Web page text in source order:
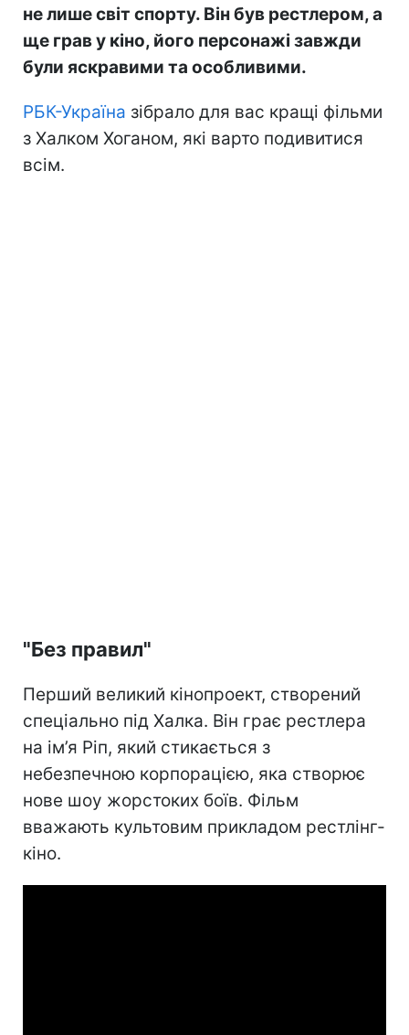
не лише світ спорту. Він був рестлером, а
ще грав у кіно, його персонажі завжди
були яскравими та особливими.
РБК-Україна зібрало для вас кращі фільми
з Халком Хоганом, які варто подивитися
всім.
"Без правил"
Перший великий кінопроект, створений
спеціально під Халка. Він грає рестлера
на ім’я Ріп, який стикається з
небезпечною корпорацією, яка створює
нове шоу жорстоких боїв. Фільм
вважають культовим прикладом рестлінг-
кіно.